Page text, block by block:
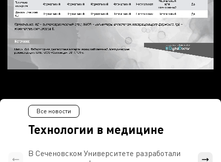
Технологии в медицине
Все новости
В Сеченовском Университете разработали